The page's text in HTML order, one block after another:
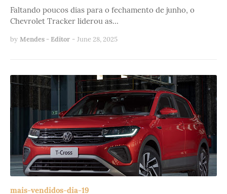
Faltando poucos dias para o fechamento de junho, o
Chevrolet Tracker liderou as…
by Mendes - Editor - June 28, 2025
mais-vendidos-dia-19